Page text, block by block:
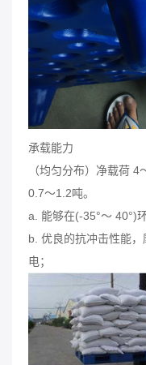
承载能力
（均匀分布）净载荷
0.7～1.2吨。
a. 能够在(-35°～ 40°)
b. 优良的抗冲击性能
电；